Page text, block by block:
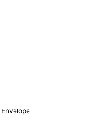
Envelope